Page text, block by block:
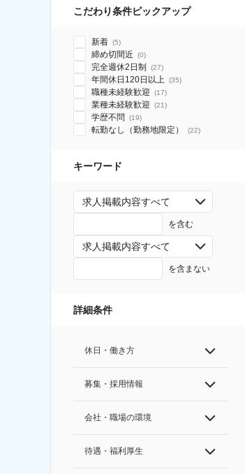
こだわり条件ピックアップ
新着 (5)
締め切間近 (0)
完全週休2日制 (27)
年間休日120日以上 (35)
職種未経験歓迎 (17)
業種未経験歓迎 (21)
学歴不問 (19)
転勤なし（勤務地限定） (22)
キーワード
求人掲載内容すべて
を含む
求人掲載内容すべて
を含まない
詳細条件
休日・働き方
募集・採用情報
会社・職場の環境
待遇・福利厚生